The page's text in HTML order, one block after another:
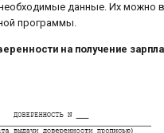
данные. Их можно
программы.
на получение